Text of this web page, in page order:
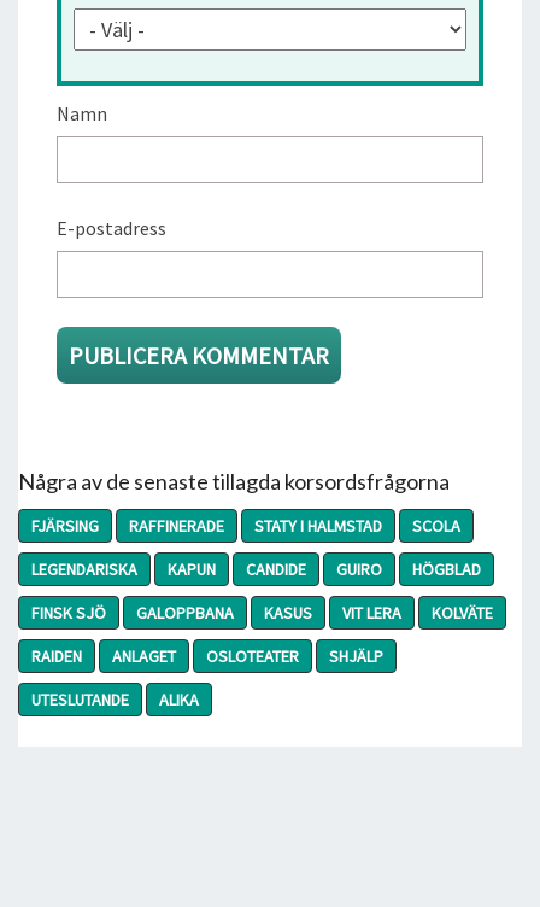
Namn
E-postadress
Några av de senaste tillagda korsordsfrågorna
FJÄRSING RAFFINERADE STATY I HALMSTAD
SCOLA
LEGENDARISKA
KAPUN CANDIDE GUIRO
HÖGBLAD
FINSK SJÖ
GALOPPBANA KASUS VIT LERA
KOLVÄTE
RAIDEN
ANLAGET OSLOTEATER
SHJÄLP
UTESLUTANDE
ALIKA